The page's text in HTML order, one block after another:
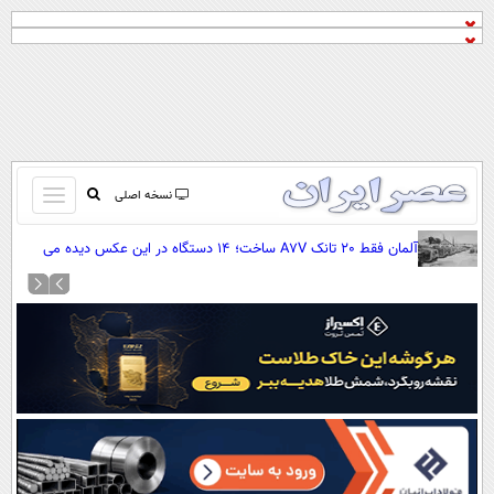
نسخه اصلی
باز
و
بسته
کردن
صفحه اول
آرشیو
نظرسنجی
آب و هوا
اوقات شرعی
سواد زندگی
آلمان فقط 20 تانک A7V ساخت؛ 14 دستگاه در این عکس دیده می